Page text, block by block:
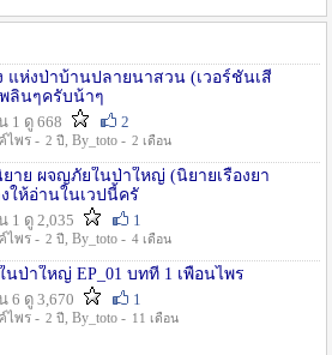
แห่งป่าบ้านปลายนาสวน (เวอร์ชั่นเสี
พลินๆครับน้าๆ
1 ดู 668
2
ไพร - 2 ปี , By_toto - 2 เดือน
ยาย ผจญภัยในป่าใหญ่ (นิยายเรื่องยา
ให้อ่านในเวปนี้ครั
1 ดู 2,035
1
ไพร - 2 ปี , By_toto - 4 เดือน
ป่าใหญ่ EP_01 บทที่ 1 เพื่อนไพร
6 ดู 3,670
1
ไพร - 2 ปี , By_toto - 11 เดือน